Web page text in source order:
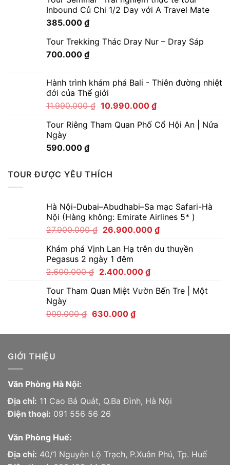
Inbound Củ Chi 1/2 Day với A Travel Mate
385.000 ₫
Tour Trekking Thác Dray Nur – Dray Sáp
700.000 ₫
Hành trình khám phá Bali - Thiên đường nhiệt
đới của Thế giới
11.990.000₫ 10.990.000 ₫
Tour Riêng Tham Quan Phố Cổ Hội An | Nửa
Ngày
590.000 ₫
TOUR ĐƯỢC YÊU THÍCH
Hà Nội-Dubai–Abudhabi–Sa mạc Safari-Hà
Nội (Hàng không: Emirate Airlines 5* )
27.900.000₫ 26.900.000 ₫
Khám phá Vịnh Lan Hạ trên du thuyền
Pegasus 2 ngày 1 đêm
2.600.000₫ 2.400.000 ₫
Tour Tham Quan Miệt Vườn Bến Tre | Một
Ngày
900.000₫ 630.000 ₫
GIỚI THIỆU
Văn Phòng Hà Nội:
Địa chỉ: 11 Cao Bá Quát, Q.Ba Đình, Hà Nội
Điện thoại: 091 556 56 26
Văn Phòng Huế:
Địa chỉ: 40/1 Nguyễn Lộ Trạch, P.Xuân Phú, Tp. Huế